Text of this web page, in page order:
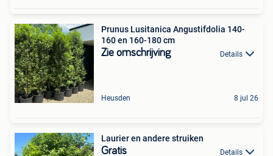
Prunus Lusitanica Angustifdolia 140-
160 en 160-180 cm
Zie omschrijving Details
Heusden 8 jul 26
Laurier en andere struiken
Gratis Details